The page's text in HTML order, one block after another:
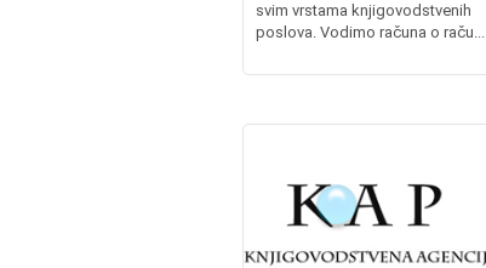
svim vrstama knjigovodstvenih
poslova. Vodimo računa o raču...